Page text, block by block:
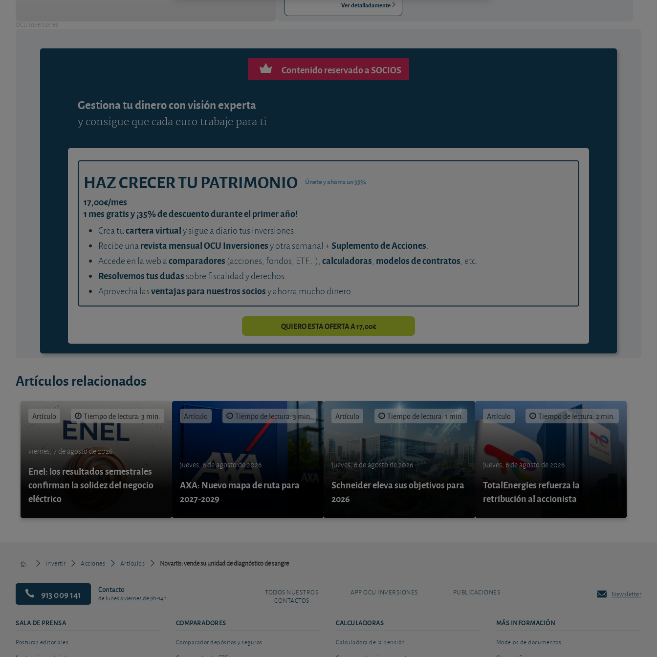
OCU Inversiones
Ver detalladamente
Contenido reservado a SOCIOS
Gestiona tu dinero con visión experta
y consigue que cada euro trabaje para ti
HAZ CRECER TU PATRIMONIO Únete y ahorra un 35%
17,00€/mes
1 mes gratis y ¡35% de descuento durante el primer año!
Crea tucartera virtualy sigue a diario tus inversiones.
Recibe unarevista mensual OCU Inversionesy otra semanal +Suplemento de Acciones.
Accede en la web acomparadores (acciones, fondos, ETF...), calculadoras, modelos de contratos, etc.
Resolvemos tus dudas sobre fiscalidad y derechos.
Aprovecha lasventajas para nuestros sociosy ahorra mucho dinero.
QUIERO ESTA OFERTA A 17,00€
Artículos relacionados
Artículo Tiempo de lectura: 3 min.
viernes, 7 de agosto de 2026
Enel: los resultados semestrales
confirman la solidez del negocio
eléctrico
Artículo Tiempo de lectura: 3 min.
jueves, 6 de agosto de 2026
AXA: Nuevo mapa de ruta para
2027-2029
Artículo Tiempo de lectura: 1 min.
jueves, 6 de agosto de 2026
Schneider eleva sus objetivos para
2026
Artículo Tiempo de lectura: 2 min.
jueves, 6 de agosto de 2026
TotalEnergies refuerza la
retribución al accionista
Invertir Acciones Artículos Novartis: vende su unidad de diagnóstico de sangre
913 009 141 Contacto
de lunes a viernes de 9h-14h
TODOS NUESTROS
CONTACTOS
APP OCU INVERSIONES PUBLICACIONES Newsletter
SALA DE PRENSA
Posturas editoriales
COMPARADORES
Comparador depósitos y seguros
CALCULADORAS
Calculadora de la pensión
MÁS INFORMACIÓN
Modelos de documentos